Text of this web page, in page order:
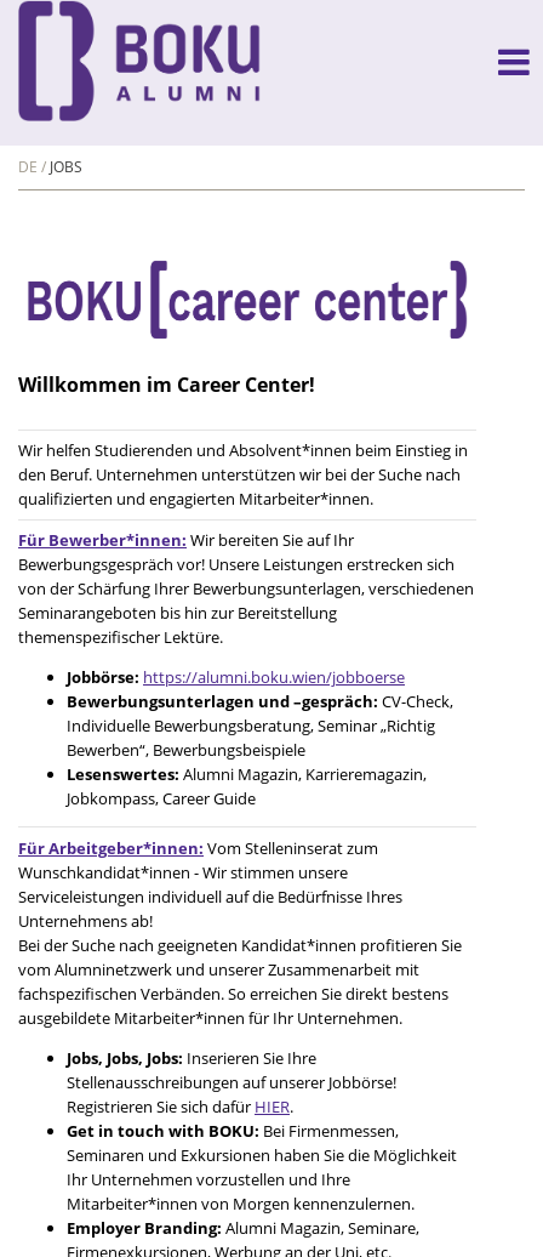
DE JOBS
Willkommen im Career Center!
Wir helfen Studierenden und Absolvent*innen beim Einstieg in
den Beruf. Unternehmen unterstützen wir bei der Suche nach
qualifizierten und engagierten Mitarbeiter*innen.
Für Bewerber*innen: Wir bereiten Sie auf Ihr
Bewerbungsgespräch vor! Unsere Leistungen erstrecken sich
von der Schärfung Ihrer Bewerbungsunterlagen, verschiedenen
Seminarangeboten bis hin zur Bereitstellung
themenspezifischer Lektüre.
Jobbörse: https://alumni.boku.wien/jobboerse
Bewerbungsunterlagen und –gespräch: CV-Check,
Individuelle Bewerbungsberatung, Seminar „Richtig
Bewerben“, Bewerbungsbeispiele
Lesenswertes: Alumni Magazin, Karrieremagazin,
Jobkompass, Career Guide
Für Arbeitgeber*innen: Vom Stelleninserat zum
Wunschkandidat*innen - Wir stimmen unsere
Serviceleistungen individuell auf die Bedürfnisse Ihres
Unternehmens ab!
Bei der Suche nach geeigneten Kandidat*innen profitieren Sie
vom Alumninetzwerk und unserer Zusammenarbeit mit
fachspezifischen Verbänden. So erreichen Sie direkt bestens
ausgebildete Mitarbeiter*innen für Ihr Unternehmen.
Jobs, Jobs, Jobs: Inserieren Sie Ihre
Stellenausschreibungen auf unserer Jobbörse!
Registrieren Sie sich dafür HIER.
Get in touch with BOKU: Bei Firmenmessen,
Seminaren und Exkursionen haben Sie die Möglichkeit
Ihr Unternehmen vorzustellen und Ihre
Mitarbeiter*innen von Morgen kennenzulernen.
Employer Branding: Alumni Magazin, Seminare,
Firmenexkursionen, Werbung an der Uni, etc.